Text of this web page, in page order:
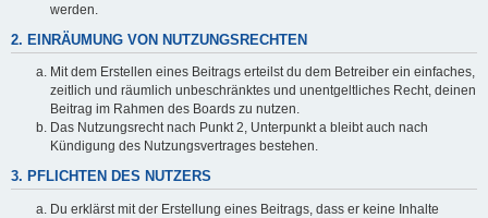
werden.
2. EINRÄUMUNG VON NUTZUNGSRECHTEN
Mit dem Erstellen eines Beitrags erteilst du dem Betreiber ein einfaches,
zeitlich und räumlich unbeschränktes und unentgeltliches Recht, deinen
Beitrag im Rahmen des Boards zu nutzen.
Das Nutzungsrecht nach Punkt 2, Unterpunkt a bleibt auch nach
Kündigung des Nutzungsvertrages bestehen.
3. PFLICHTEN DES NUTZERS
Du erklärst mit der Erstellung eines Beitrags, dass er keine Inhalte